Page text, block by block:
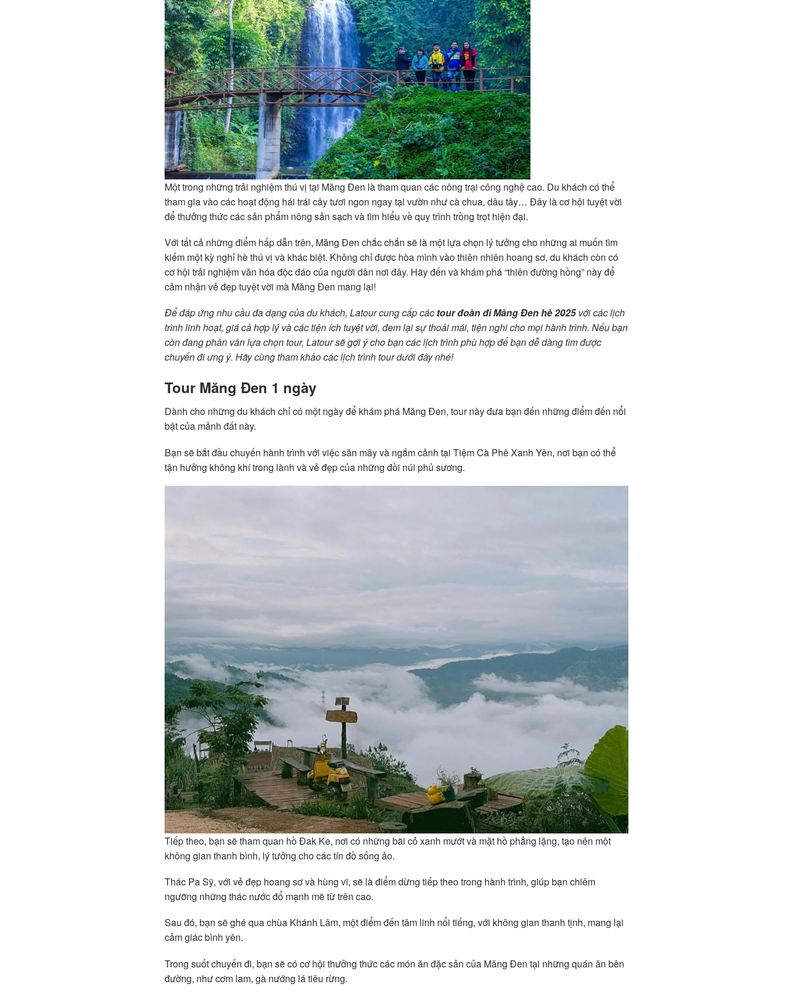
Một trong những trải nghiệm thú vị tại Măng Đen là tham quan các nông trại công nghệ cao. Du khách có thể
tham gia vào các hoạt động hái trái cây tươi ngon ngay tại vườn như cà chua, dâu tây… Đây là cơ hội tuyệt vời
để thưởng thức các sản phẩm nông sản sạch và tìm hiểu về quy trình trồng trọt hiện đại.
Với tất cả những điểm hấp dẫn trên, Măng Đen chắc chắn sẽ là một lựa chọn lý tưởng cho những ai muốn tìm
kiếm một kỳ nghỉ hè thú vị và khác biệt. Không chỉ được hòa mình vào thiên nhiên hoang sơ, du khách còn có
cơ hội trải nghiệm văn hóa độc đáo của người dân nơi đây. Hãy đến và khám phá “thiên đường hồng” này để
cảm nhận vẻ đẹp tuyệt vời mà Măng Đen mang lại!
Để đáp ứng nhu cầu đa dạng của du khách, Latour cung cấp các tour đoàn đi Măng Đen hè 2025với các lịch
trình linh hoạt, giá cả hợp lý và các tiện ích tuyệt vời, đem lại sự thoải mái, tiện nghi cho mọi hành trình. Nếu bạn
còn đang phân vân lựa chọn tour, Latour sẽ gợi ý cho bạn các lịch trình phù hợp để bạn dễ dàng tìm được
chuyến đi ưng ý. Hãy cùng tham khảo các lịch trình tour dưới đây nhé!
Tour Măng Đen 1 ngày
Dành cho những du khách chỉ có một ngày để khám phá Măng Đen, tour này đưa bạn đến những điểm đến nổi
bật của mảnh đất này.
Bạn sẽ bắt đầu chuyến hành trình với việc săn mây và ngắm cảnh tại Tiệm Cà Phê Xanh Yên, nơi bạn có thể
tận hưởng không khí trong lành và vẻ đẹp của những đồi núi phủ sương.
Tiếp theo, bạn sẽ tham quan hồ Đak Ke, nơi có những bãi cỏ xanh mướt và mặt hồ phẳng lặng, tạo nên một
không gian thanh bình, lý tưởng cho các tín đồ sống ảo.
Thác Pa Sỹ, với vẻ đẹp hoang sơ và hùng vĩ, sẽ là điểm dừng tiếp theo trong hành trình, giúp bạn chiêm
ngưỡng những thác nước đổ mạnh mẽ từ trên cao.
Sau đó, bạn sẽ ghé qua chùa Khánh Lâm, một điểm đến tâm linh nổi tiếng, với không gian thanh tịnh, mang lại
cảm giác bình yên.
Trong suốt chuyến đi, bạn sẽ có cơ hội thưởng thức các món ăn đặc sản của Măng Đen tại những quán ăn bên
đường, như cơm lam, gà nướng lá tiêu rừng.